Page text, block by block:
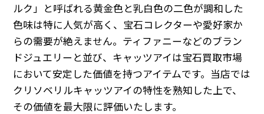
ルク」と呼ばれる黄金色と乳白色の二色が調和した
色味は特に人気が高く、宝石コレクターや愛好家か
らの需要が絶えません。ティファニーなどのブラン
ドジュエリーと並び、キャッツアイは宝石買取市場
において安定した価値を持つアイテムです。当店では
クリソベリルキャッツアイの特性を熟知した上で、
その価値を最大限に評価いたします。